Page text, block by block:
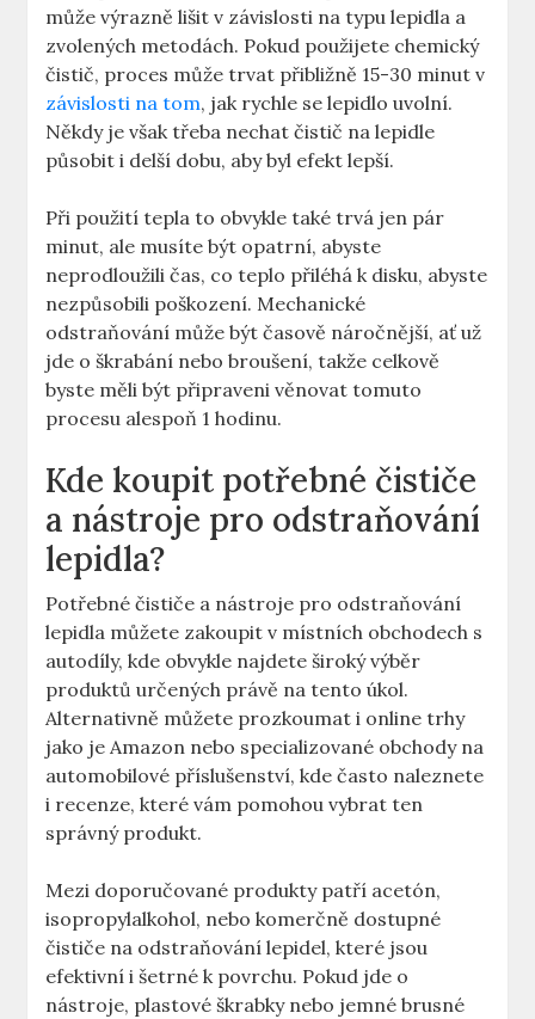
může výrazně lišit v závislosti na ⁣typu lepidla a⁤
zvolených metodách. Pokud použijete chemický
čistič, proces může⁤ trvat přibližně 15-30 minut ‍v
závislosti na tom, jak rychle se lepidlo uvolní.
Někdy je ‍však třeba nechat čistič na lepidle
působit i delší dobu, aby‌ byl efekt lepší.
Při použití tepla to obvykle také⁤ trvá jen pár
minut, ale musíte ⁢být opatrní, abyste
neprodloužili čas, co teplo přiléhá ⁤k disku, abyste
⁣nezpůsobili poškození. Mechanické
odstraňování může být časově náročnější, ať už
jde o škrabání nebo ⁣broušení, takže celkově
byste měli být připraveni věnovat ​tomuto
procesu alespoň 1 hodinu.
Kde ‌koupit potřebné čističe
a nástroje pro odstraňování
lepidla?
Potřebné čističe a nástroje⁣ pro odstraňování
lepidla můžete zakoupit v ​místních obchodech s
autodíly,⁤ kde ‌obvykle najdete široký ⁢výběr
produktů určených právě na tento úkol.‌
Alternativně‌ můžete prozkoumat i online trhy
jako je‌ Amazon nebo specializované obchody na
‌automobilové příslušenství, kde často naleznete
i recenze, ​které vám pomohou vybrat ten
správný produkt.
Mezi doporučované produkty ​patří⁢ acetón,
isopropylalkohol, nebo komerčně dostupné ​
čističe na odstraňování lepidel, které jsou
efektivní i šetrné‌ k povrchu. Pokud ‌jde o
nástroje, plastové škrabky nebo jemné brusné